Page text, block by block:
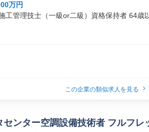
万円
工管理技士（一級or二級）資格保持者 64歳
この企業の類似求人を見る
センター空調設備技術者 フルフ